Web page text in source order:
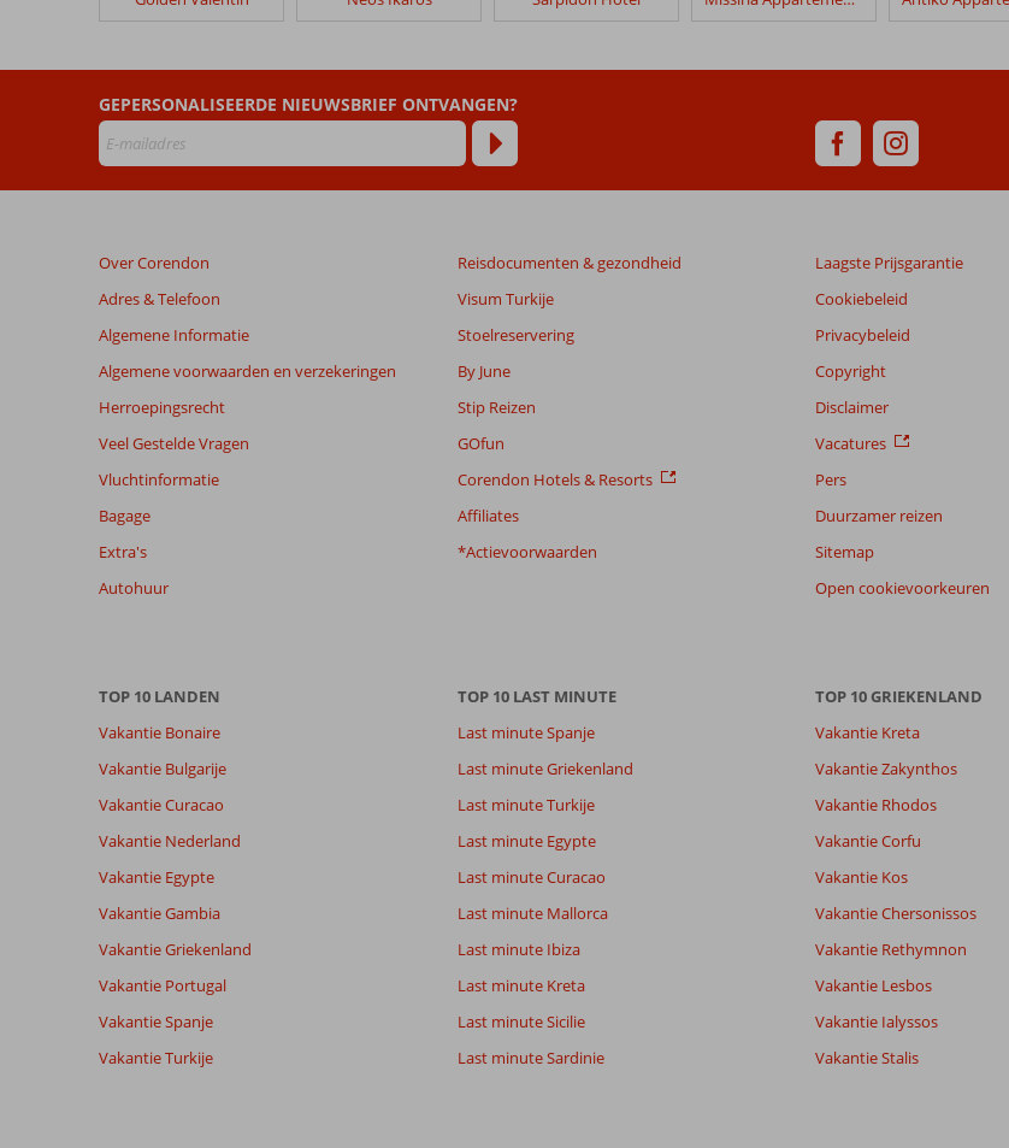
Astali
Beoordelingen
die
ouder
zijn
dan
worden
niet
meer
weergegeven
de
relevantie
van
de
getoonde
Totale score
Gebaseerd op:
349,2
Uitstekend
Eten
8,5
Kindvriendelijk
-
Wifi kwaliteit 9,0
Ervaringen
van onze
klanten
Filter reisgezelschap
Alle
Sorteren op
datum (nieuw > oud)
10 OverAlgemene indruk
GEPERSONALISEERDE NIEUWSBRIEF ONTVANGEN?
Over Corendon
Adres & Telefoon
Algemene Informatie
Algemene voorwaarden en verzekeringen
Herroepingsrecht
Veel Gestelde Vragen
Vluchtinformatie
Bagage
Extra's
Autohuur
Reisdocumenten & gezondheid
Visum Turkije
Stoelreservering
By June
Stip Reizen
GOfun
Corendon Hotels & Resorts
Affiliates
*Actievoorwaarden
Laagste Prijsgarantie
Cookiebeleid
Privacybeleid
Copyright
Disclaimer
Vacatures
Pers
Duurzamer reizen
Sitemap
Open cookievoorkeuren
TOP 10 LANDEN
Vakantie Bonaire
Vakantie Bulgarije
Vakantie Curacao
Vakantie Nederland
Vakantie Egypte
Vakantie Gambia
Vakantie Griekenland
Vakantie Portugal
Vakantie Spanje
Vakantie Turkije
TOP 10 LAST MINUTE
Last minute Spanje
Last minute Griekenland
Last minute Turkije
Last minute Egypte
Last minute Curacao
Last minute Mallorca
Last minute Ibiza
Last minute Kreta
Last minute Sicilie
Last minute Sardinie
TOP 10 GRIEKENLAND
Vakantie Kreta
Vakantie Zakynthos
Vakantie Rhodos
Vakantie Corfu
Vakantie Kos
Vakantie Chersonissos
Vakantie Rethymnon
Vakantie Lesbos
Vakantie Ialyssos
Vakantie Stalis